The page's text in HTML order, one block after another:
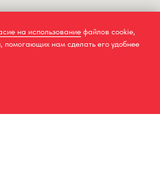
на использование файлов cookie,
нам сделать его удобнее